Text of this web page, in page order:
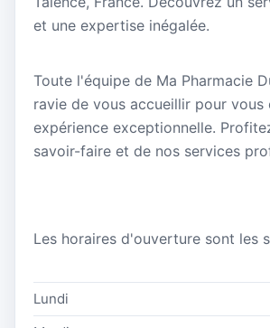
et une expertise inégalée.
Toute l'équipe de Ma Pharmacie
ravie de vous accueillir pour vous
expérience exceptionnelle.
savoir-faire et de nos services
Les horaires d'ouverture sont les
Lundi